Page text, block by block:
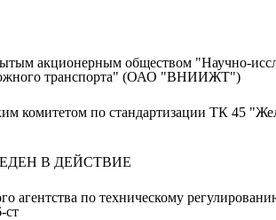
акционерным обществом "Научно-
транспорта" (ОАО "ВНИИЖТ")
комитетом по стандартизации ТК 45
В ДЕЙСТВИЕ
агентства по техническому
ст